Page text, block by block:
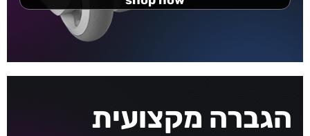
הגברה מקצועית